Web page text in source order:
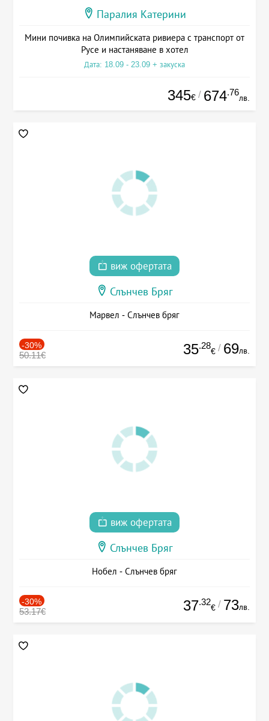
Паралия Катерини
Мини почивка на Олимпийската ривиера с транспорт от
Русе и настаняване в хотел
Дата: 18.09 - 23.09 + закуска
345€ / 674.76
лв.
виж офертата
Слънчев Бряг
Марвел - Слънчев бряг
-30%
50.11€ 35.28
€ / 69лв.
виж офертата
Слънчев Бряг
Нобел - Слънчев бряг
-30%
53.17€ 37.32
€ / 73лв.